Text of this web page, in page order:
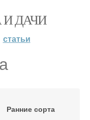
ДАЧИ
статьи
Ранние сорта